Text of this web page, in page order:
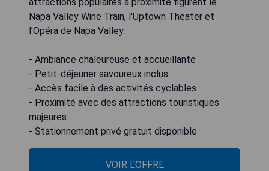
Napa Valley Wine Train, l'Uptown Theater et
l'Opéra de Napa Valley.
- Ambiance chaleureuse et accueillante
- Petit-déjeuner savoureux inclus
- Accès facile à des activités cyclables
- Proximité avec des attractions touristiques
majeures
- Stationnement privé gratuit disponible
VOIR L'OFFRE